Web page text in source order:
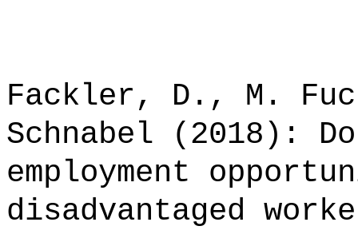
Fackler, D., M.
Schnabel (2018):
employment
disadvantaged